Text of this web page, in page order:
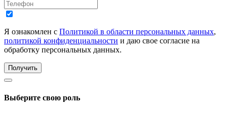
Я ознакомлен с Политикой в области персональных данных,
политикой конфиденциальности и даю свое согласие на
обработку персональных данных.
Получить
Выберите свою роль